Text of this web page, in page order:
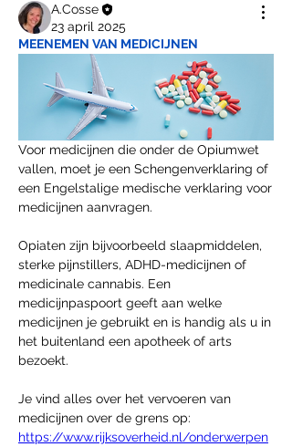
A.Cosse
23 april 2025
MEENEMEN VAN MEDICIJNEN
Voor medicijnen die onder de Opiumwet
vallen, moet je een Schengenverklaring of
een Engelstalige medische verklaring voor
medicijnen aanvragen.
Opiaten zijn bijvoorbeeld slaapmiddelen,
sterke pijnstillers, ADHD-medicijnen of
medicinale cannabis. Een
medicijnpaspoort geeft aan welke
medicijnen je gebruikt en is handig als u in
het buitenland een apotheek of arts
bezoekt.
Je vind alles over het vervoeren van
https://www.rijksoverheid.nl/onderwerpen